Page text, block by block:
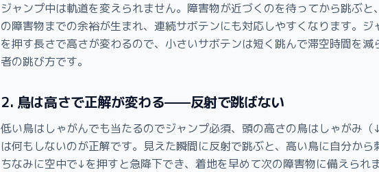
ジャンプ中は軌道を変えられません。障害物が近づくのを待ってから跳ぶと
の障害物までの余裕が生まれ、連続サボテンにも対応しやすくなります。ジ
を押す長さで高さが変わるので、小さいサボテンは短く跳んで滞空時間を減
者の跳び方です。
2. 鳥は高さで正解が変わる——反射で跳ばない
低い鳥はしゃがんでも当たるのでジャンプ必須、頭の高さの鳥はしゃがみ
は何もしないのが正解です。見えた瞬間に反射で跳ぶと、高い鳥に自分から
ちなみに空中で↓を押すと急降下でき、着地を早めて次の障害物に備えられま